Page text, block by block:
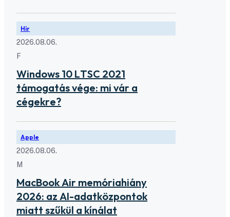
Hír
2026.08.06.
F
Windows 10 LTSC 2021
támogatás vége: mi vár a
cégekre?
Apple
2026.08.06.
M
MacBook Air memóriahiány
2026: az AI-adatközpontok
miatt szűkül a kínálat